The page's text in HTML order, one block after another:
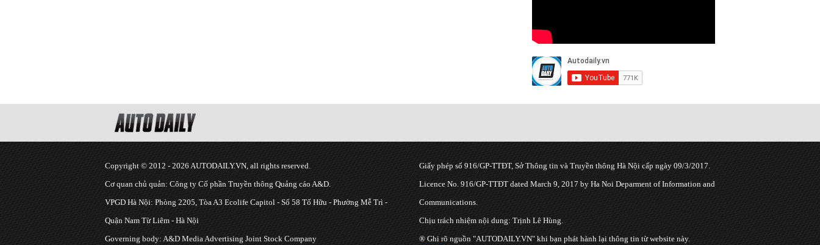
Copyright © 2012 - 2026 AUTODAILY.VN, all rights reserved.
Cơ quan chủ quản: Công ty Cổ phần Truyền thông Quảng cáo A&D.
VPGD Hà Nội: Phòng 2205, Tòa A3 Ecolife Capitol - Số 58 Tố Hữu - Phường Mễ Trì -
Quận Nam Từ Liêm - Hà Nội
Governing body: A&D Media Advertising Joint Stock Company
Giấy phép số 916/GP-TTĐT, Sở Thông tin và Truyền thông Hà Nội cấp ngày 09/3/2017.
Licence No. 916/GP-TTĐT dated March 9, 2017 by Ha Noi Deparment of Information and
Communications.
Chịu trách nhiệm nội dung: Trịnh Lê Hùng.
® Ghi rõ nguồn "AUTODAILY.VN" khi bạn phát hành lại thông tin từ website này.